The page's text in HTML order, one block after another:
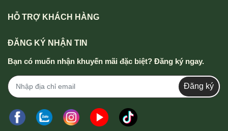
HỖ TRỢ KHÁCH HÀNG
ĐĂNG KÝ NHẬN TIN
Bạn có muốn nhận khuyến mãi đặc biệt? Đăng ký ngay.
Đăng ký